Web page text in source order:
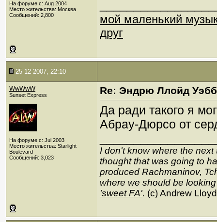
На форуме с: Aug 2004
Место жительства: Москва
Сообщений: 2,800
мой маленький
друг
25-12-2007, 22:10
WwWwW
Sunset Express
На форуме с: Jul 2003
Место жительства: Starlight
Boulevard
Сообщений: 3,023
Re: Эндрю Ллойд
Да ради такого я
Абрау-Дюрсо от
I don't know where the
thought that was going to
produced Rachmaninov,
where we should be
'sweet FA'. (c) Andrew